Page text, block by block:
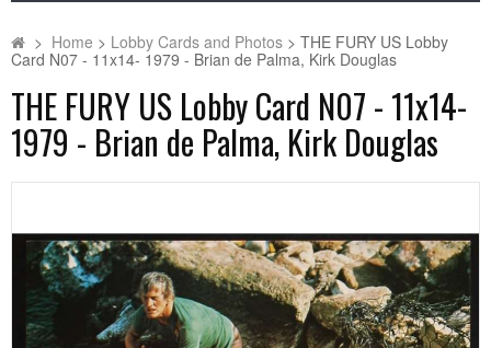
> Home > Lobby Cards and Photos > THE FURY US Lobby
Card N07 - 11x14- 1979 - Brian de Palma, Kirk Douglas
THE FURY US Lobby Card N07 - 11x14-
1979 - Brian de Palma, Kirk Douglas